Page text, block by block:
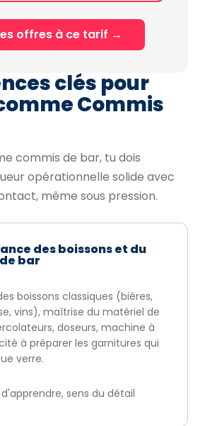
offres à ce tarif →
clés pour
Commis
commis de bar, tu dois
opérationnelle solide avec
même sous pression.
des boissons et du
bar
boissons classiques (bières,
vins), maîtrise du matériel de
doseurs, machine à
à préparer les garnitures qui
verre.
sens du détail